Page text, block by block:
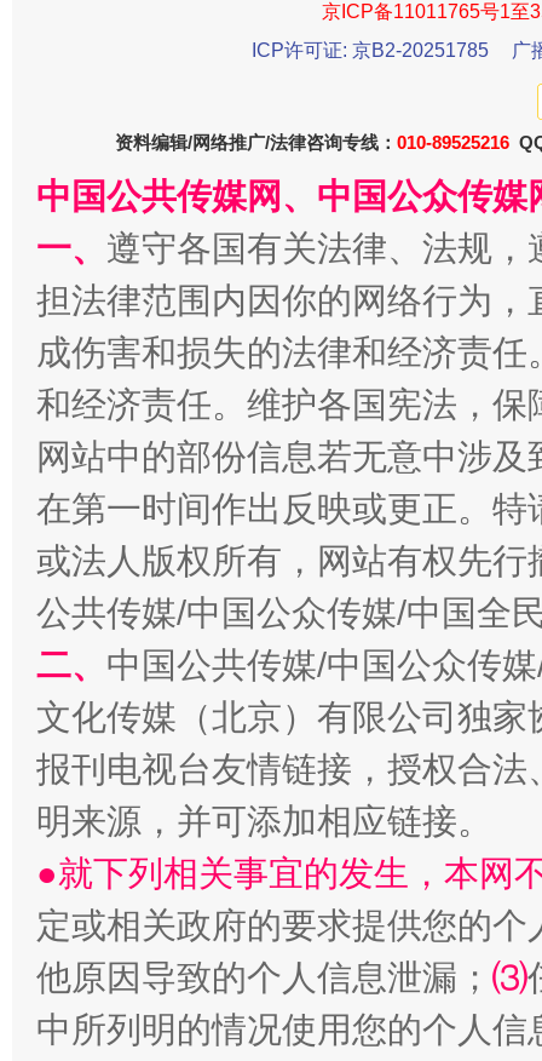
习近平的博鳌关键词
魏明亮
生
揭批美国五大"原罪"
京ICP备11011765号1至
ICP许可证: 京B2-20251785
广
资料编辑/网络推广/法律咨询专线： 010-89525216
中国公共传媒网、中国公众传
一、 遵守各国有关法律、法规
担法律范围内因你的网络行为
成伤害和损失的法律和经济责
和经济责任。维护各国宪法，
网站中的部份信息若无意中涉
在第一时间作出反映或更正。
或法人版权所有，网站有权先
公共传媒/中国公众传媒/中国全
二、 中国公共传媒/中国公众传
文化传媒（北京）有限公司独
报刊电视台友情链接，授权合
明来源，并可添加相应链接。
●就下列相关事宜的发生，本网
定或相关政府的要求提供您的个
他原因导致的个人信息泄漏； ⑶
中所列明的情况使用您的个人